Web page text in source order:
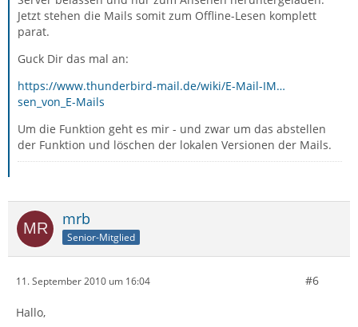
Jetzt stehen die Mails somit zum Offline-Lesen komplett
parat.
Guck Dir das mal an:
https://www.thunderbird-mail.de/wiki/E-Mail-IM…
sen_von_E-Mails
Um die Funktion geht es mir - und zwar um das abstellen
der Funktion und löschen der lokalen Versionen der Mails.
mrb
Senior-Mitglied
11. September 2010 um 16:04 #6
Hallo,